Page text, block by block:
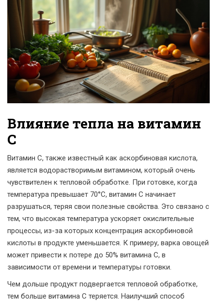
Влияние тепла на витамин
C
Витамин C, также известный как аскорбиновая кислота,
является водорастворимым витамином, который очень
чувствителен к тепловой обработке. При готовке, когда
температура превышает 70°C, витамин C начинает
разрушаться, теряя свои полезные свойства. Это связано с
тем, что высокая температура ускоряет окислительные
процессы, из-за которых концентрация аскорбиновой
кислоты в продукте уменьшается. К примеру, варка овощей
может привести к потере до 50% витамина C, в
зависимости от времени и температуры готовки.
Чем дольше продукт подвергается тепловой обработке,
тем больше витамина C теряется. Наилучший способ